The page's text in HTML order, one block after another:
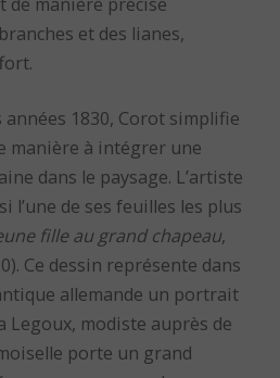
et des lianes,
1830, Corot simplifie
manière à intégrer une
dans le paysage. L’artiste
l’une de ses feuilles les plus
fille au grand chapeau,
Ce dessin représente dans
allemande un portrait
Legoux, modiste auprès de
porte un grand